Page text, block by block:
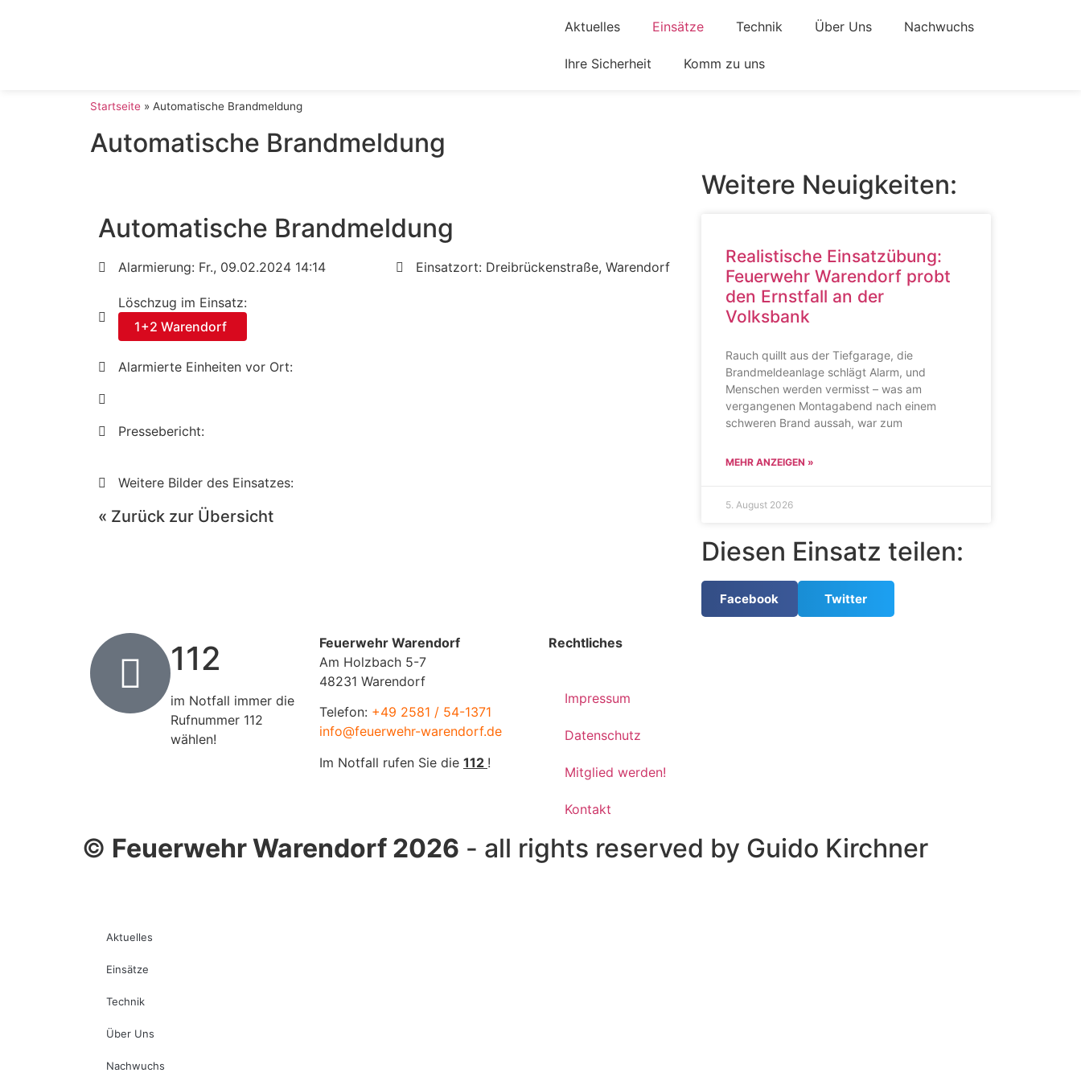
Aktuelles Einsätze Technik Über Uns Nachwuchs
Ihre Sicherheit Komm zu uns
Startseite » Automatische Brandmeldung
Automatische Brandmeldung
Automatische Brandmeldung
Alarmierung: Fr., 09.02.2024 14:14 Einsatzort: Dreibrückenstraße, Warendorf
Löschzug im Einsatz:
1+2 Warendorf
Alarmierte Einheiten vor Ort:
Pressebericht:
Weitere Bilder des Einsatzes:
« Zurück zur Übersicht
Weitere Neuigkeiten:
Realistische Einsatzübung:
Feuerwehr Warendorf probt
den Ernstfall an der
Volksbank
Rauch quillt aus der Tiefgarage, die
Brandmeldeanlage schlägt Alarm, und
Menschen werden vermisst – was am
vergangenen Montagabend nach einem
schweren Brand aussah, war zum
MEHR ANZEIGEN »
5. August 2026
Diesen Einsatz teilen:
Facebook Twitter
112
im Notfall immer die
Rufnummer 112
wählen!
Feuerwehr Warendorf
Am Holzbach 5-7
48231 Warendorf
Telefon: +49 2581 / 54-1371
info@feuerwehr-warendorf.de
Im Notfall rufen Sie die 112 !
Rechtliches
Impressum
Datenschutz
Mitglied werden!
Kontakt
© Feuerwehr Warendorf 2026 - all rights reserved by Guido Kirchner
Aktuelles
Einsätze
Technik
Über Uns
Nachwuchs